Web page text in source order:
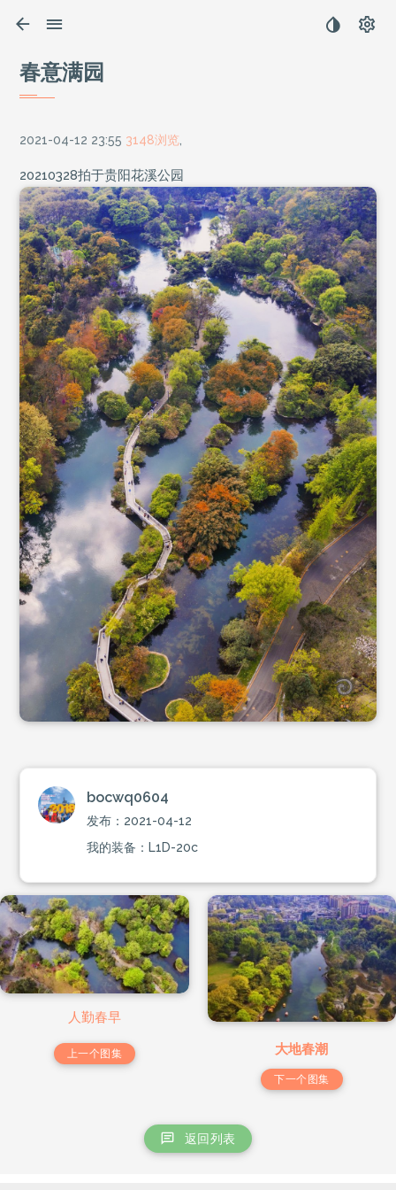
春意满园
2021-04-12 23:55 3148浏览
20210328拍于贵阳花溪公园
bocwq0604
发布：2021-04-12
我的装备：L1D-20c
人勤春早
上一个图集 大地春潮
下一个图集
返回列表